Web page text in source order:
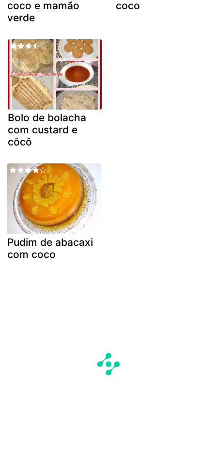
coco e mamão
verde
coco
Bolo de bolacha
com custard e
côcô
Pudim de abacaxi
com coco